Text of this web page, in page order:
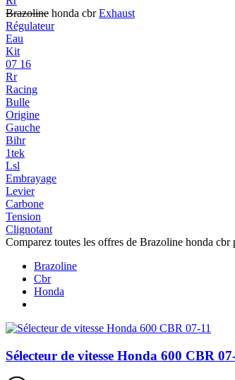
Brazoline honda cbr Exhaust
Régulateur
Eau
Kit
07 16
Rr
Racing
Bulle
Origine
Gauche
Bihr
1tek
Lsl
Embrayage
Levier
Carbone
Tension
Clignotant
Comparez toutes les offres de Brazoline honda
Brazoline
Cbr
Honda
Sélecteur de vitesse Honda 600 CBR